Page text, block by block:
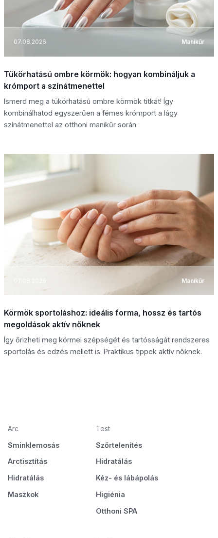
07.08.2026 Manikűr
Tükörhatású ombre körmök: hogyan kombináljuk a
krómport a színátmenettel
Ismerd meg a tükörhatású ombre körmök titkát! Így
kombinálhatod egyszerűen a fémes krómport a lágy
színátmenettel az otthoni manikűr során.
07.08.2026 Manikűr
Körmök sportoláshoz: ideális forma, hossz és tartós
megoldások aktív nőknek
Így őrizheti meg körmei szépségét és tartósságát rendszeres
sportolás és edzés mellett is. Praktikus tippek aktív nőknek.
Arc
Sminklemosás
Arctisztítás
Hidratálás
Maszkok
Test
Szőrtelenítés
Hidratálás
Kéz- és lábápolás
Higiénia
Otthoni SPA